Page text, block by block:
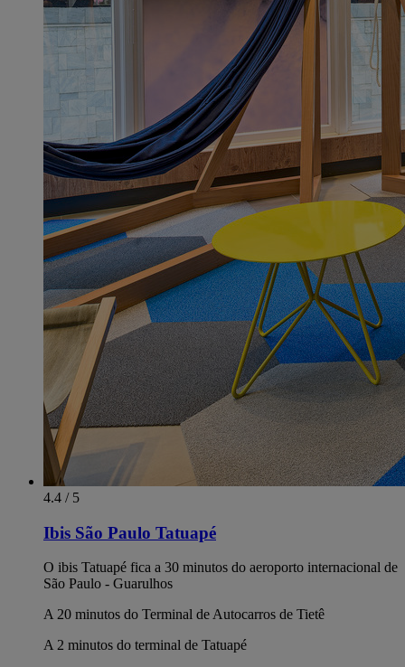
4.4 / 5
Ibis São Paulo Tatuapé
O ibis Tatuapé fica a 30 minutos do aeroporto internacional de
São Paulo - Guarulhos
A 20 minutos do Terminal de Autocarros de Tietê
A 2 minutos do terminal de Tatuapé